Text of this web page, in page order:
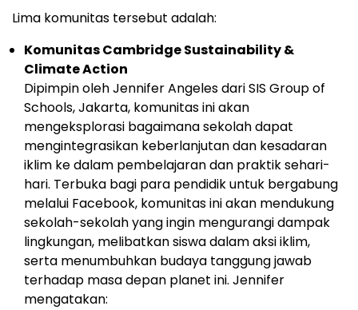
Lima komunitas tersebut adalah:
Komunitas Cambridge Sustainability &
Climate Action
Dipimpin olehJennifer Angelesdari SIS Group of
Schools,Jakarta, komunitas ini akan
mengeksplorasi bagaimana sekolah dapat
mengintegrasikan keberlanjutan dan kesadaran
iklim ke dalam pembelajaran dan praktik sehari-
hari. Terbuka bagi para pendidik untuk bergabung
melalui Facebook, komunitas ini akan mendukung
sekolah-sekolah yang ingin mengurangi dampak
lingkungan, melibatkan siswa dalam aksi iklim,
serta menumbuhkan budaya tanggung jawab
terhadap masa depan planet ini. Jennifer
mengatakan: